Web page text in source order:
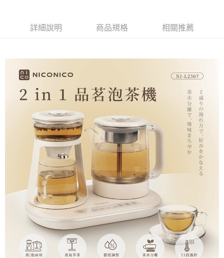
３．安心：先確認商品／服務後，再付款。
結帳頁面，進行簡訊認證並確認金額後，即可完成結帳。
３．收到繳費通知簡訊後14天內，點擊此簡訊中的連結，可透過四大超商／
ATM／網路銀行／等多元方式進行付款，方視為交易完成。
※ 請注意：結帳手續完成當下不需立刻繳費，但若您需要取消訂單，請聯絡
購買商品的店家。未經商家同意取消之訂單仍視為有效，需透過AFTEE先享
後付繳納相關費用。
※ 交易是否成功請以「AFTEE先享後付 」之結帳頁面顯示為準，若有關於
是否繳費成功／繳費後需取消欲退款等相關疑問，請聯繫「AFTEE先享後付
客戶支援中心」https://netprotections.freshdesk.com/support/home
【注意事項】
１．透過由恩沛科技股份有限公司提供之「AFTEE先享後付」服務完成之交
易，需依本服務之必要範圍內提供個人資料，並將交易相關給付款項請求債
權轉讓予恩沛科技股份有限公司。
２．關於個人資料處理事宜，請瀏覽以下網址：
https://aftee.tw/terms/#terms3
３．未成年的使用者請事先徵得法定代理人或監護人之同意方可使用
「AFTEE先享後付」，若未經同意申辦者引起之損失，本公司不負相關責
４．使用「AFTEE先享後付」時，將依據個別帳號之用戶狀況，依本公司即
時審查核予不同之上限額度；若仍有額度不足之情形，本公司將視審查結果
請求用戶進行身份認證。
運送方式
每筆NT$60，滿NT$690(含以上)免運費
全家
每筆NT$60，滿NT$690(含以上)免運費
每筆NT$60，滿NT$690(含以上)免運費
每筆NT$60，滿NT$690(含以上)免運費
每筆NT$150，滿NT$690(含以上)免運費
貨到付款
每筆NT$150，滿NT$1,500(含以上)免運費
詳細說明 商品規格 相關推薦